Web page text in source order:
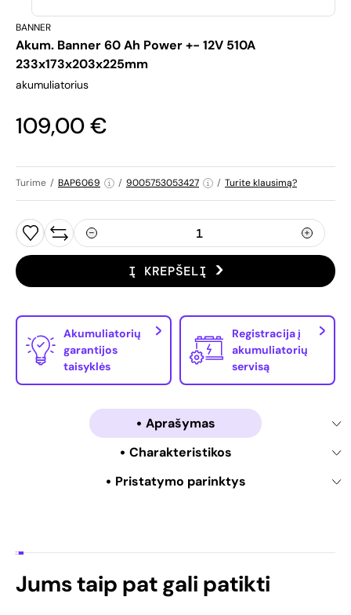
BANNER
Akum. Banner 60 Ah Power +- 12V 510A
233x173x203x225mm
akumuliatorius
109,00 €
Turime / BAP6069 / 9005753053427 / Turite klausimą?
Į KREPŠELĮ
Akumuliatorių
garantijos
taisyklės
Registracija į
akumuliatorių
servisą
Aprašymas
Charakteristikos
Pristatymo parinktys
Jums taip pat gali patikti